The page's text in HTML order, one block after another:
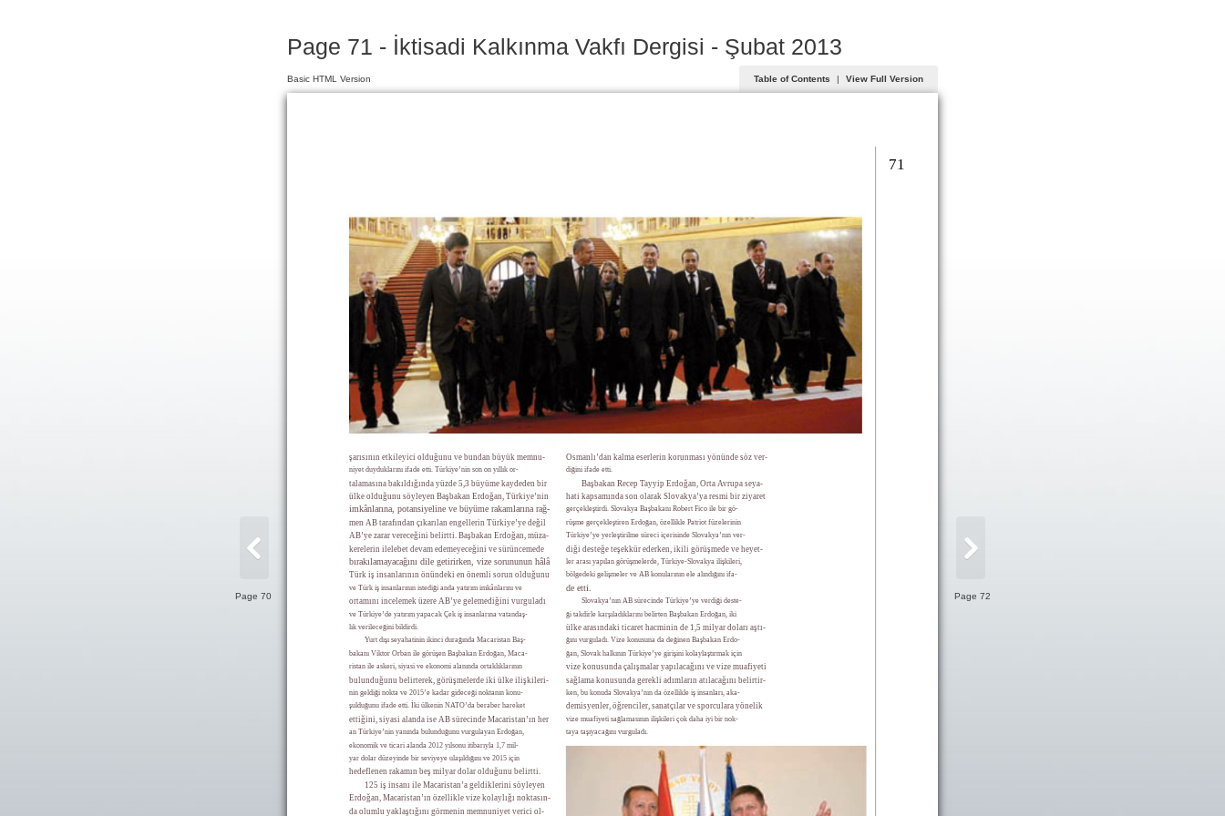
Page 71 - İktisadi Kalkınma Vakfı Dergisi - Şubat 2013
Basic HTML Version Table of Contents | View Full Version
71
şarısının etkileyici olduğunu ve bundan büyük memnu-
niyet duyduklarını ifade etti. Türkiye’nin son on yıllık or-
talamasına bakıldığında yüzde 5,3 büyüme kaydeden bir
ülke olduğunu söyleyen Başbakan Erdoğan, Türkiye’nin
imkânlarına, potansiyeline ve büyüme rakamlarına rağ-
men AB tarafından çıkarılan engellerin Türkiye’ye değil
AB’ye zarar vereceğini belirtti. Başbakan Erdoğan, müza-
kerelerin ilelebet devam edemeyeceğini ve sürüncemede
bırakılamayacağını dile getirirken, vize sorununun hâlâ
Türk iş insanlarının önündeki en önemli sorun olduğunu
ve Türk iş insanlarının istediği anda yatırım imkânlarını ve
ortamını incelemek üzere AB’ye gelemediğini vurguladı
ve Türkiye’de yatırım yapacak Çek iş insanlarına vatandaş-
lık verileceğini bildirdi.
Yurt dışı seyahatinin ikinci durağında Macaristan Baş-
bakanı Viktor Orban ile görüşen Başbakan Erdoğan, Maca-
ristan ile askeri, siyasi ve ekonomi alanında ortaklıklarının
bulunduğunu belirterek, görüşmelerde iki ülke ilişkileri-
nin geldiği nokta ve 2015’e kadar gideceği noktanın konu-
şulduğunu ifade etti. İki ülkenin NATO’da beraber hareket
ettiğini, siyasi alanda ise AB sürecinde Macaristan’ın her
an Türkiye’nin yanında bulunduğunu vurgulayan Erdoğan,
ekonomik ve ticari alanda 2012 yılsonu itibarıyla 1,7 mil-
yar dolar düzeyinde bir seviyeye ulaşıldığını ve 2015 için
hedeflenen rakamın beş milyar dolar olduğunu belirtti.
125 iş insanı ile Macaristan’a geldiklerini söyleyen
Erdoğan, Macaristan’ın özellikle vize kolaylığı noktasın-
da olumlu yaklaştığını görmenin memnuniyet verici ol-
Osmanlı’dan kalma eserlerin korunması yönünde söz ver-
diğini ifade etti.
Başbakan Recep Tayyip Erdoğan, Orta Avrupa seya-
hati kapsamında son olarak Slovakya’ya resmi bir ziyaret
gerçekleştirdi. Slovakya Başbakanı Robert Fico ile bir gö-
rüşme gerçekleştiren Erdoğan, özellikle Patriot füzelerinin
Türkiye’ye yerleştirilme süreci içerisinde Slovakya’nın ver-
diği desteğe teşekkür ederken, ikili görüşmede ve heyet-
ler arası yapılan görüşmelerde, Türkiye-Slovakya ilişkileri,
bölgedeki gelişmeler ve AB konularının ele alındığını ifa-
de etti.
Slovakya’nın AB sürecinde Türkiye’ye verdiği deste-
ği takdirle karşıladıklarını belirten Başbakan Erdoğan, iki
ülke arasındaki ticaret hacminin de 1,5 milyar doları aştı-
ğını vurguladı. Vize konusuna da değinen Başbakan Erdo-
ğan, Slovak halkının Türkiye’ye girişini kolaylaştırmak için
vize konusunda çalışmalar yapılacağını ve vize muafiyeti
sağlama konusunda gerekli adımların atılacağını belirtir-
ken, bu konuda Slovakya’nın da özellikle iş insanları, aka-
demisyenler, öğrenciler, sanatçılar ve sporculara yönelik
vize muafiyeti sağlamasının ilişkileri çok daha iyi bir nok-
taya taşıyacağını vurguladı.
Page 72
Page 70